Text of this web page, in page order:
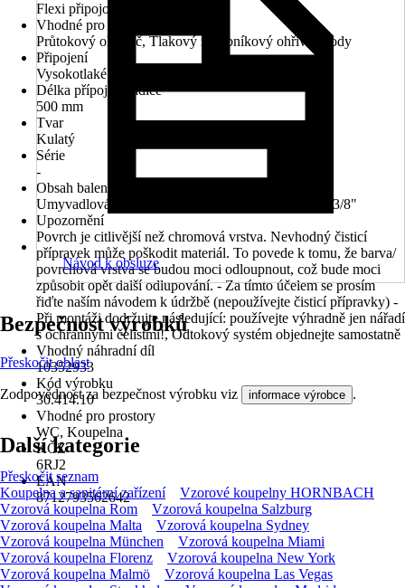
Flexi připojovací hadice 3/8"
Vhodné pro
Průtokový ohřívač, Tlakový zásobníkový ohřívač vody
Připojení
Vysokotlaké - tlakové
Délka přípojné hadice
500 mm
Tvar
Kulatý
Série
-
Obsah balení
Umyvadlová baterie, 2 flexibilní připojovací hadice 3/8"
Upozornění
Povrch je citlivější než chromová vrstva. Nevhodný čisticí
přípravek může poškodit materiál. To povede k tomu, že barva/
povrchová vrstva se budou moci odloupnout, což bude moci
způsobit opět další odlupování. - Za tímto účelem se prosím
řiďte naším návodem k údržbě (nepoužívejte čisticí přípravky) -
Při montáži dodržujte následující: používejte výhradně jen nářadí
s ochrannými čelistmi!, Odtokový systém objednejte samostatně
Vhodný náhradní díl
10352933
Kód výrobku
30.414.10
Vhodné pro prostory
WC, Koupelna
KČZ
6RJ2
EAN
8712793562642
Návod k obsluze
Bezpečnost výrobků
Přeskočit oblast
Zodpovědnost za bezpečnost výrobku viz informace výrobce .
Další kategorie
Přeskočit seznam
Koupelna a sanitární zařízení
Vzorové koupelny HORNBACH
Vzorová koupelna Rom
Vzorová koupelna Salzburg
Vzorová koupelna Malta
Vzorová koupelna Sydney
Vzorová koupelna München
Vzorová koupelna Miami
Vzorová koupelna Florenz
Vzorová koupelna New York
Vzorová koupelna Malmö
Vzorová koupelna Las Vegas